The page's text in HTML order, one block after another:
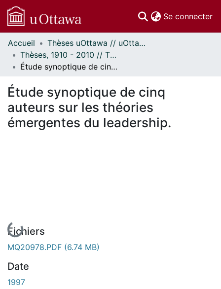
Se connecter
Communautés
et collections
Parcourir
Statistiques
À propos
Accueil
Thèses uOttawa // uOttawa Theses
Thèses, 1910 - 2010 // Theses, 1910 - 2010
Étude synoptique de cinq auteurs sur les théories émergentes du leadership.
Étude synoptique de cinq
auteurs sur les théories
émergentes du leadership.
En cours de chargement...
Fichiers
MQ20978.PDF (6.74 MB)
Date
1997